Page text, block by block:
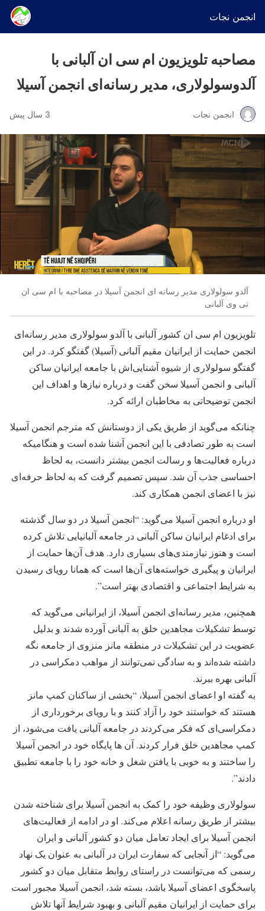
انجمن نجات
مصاحبه تلویزیون ام سی ان آلبانی با
آلدوسولولاری، مدیر رسانه‌ای انجمن آسیلا
انجمن نجات 3 سال پیش
آلدو سولولاری مدیر رسانه ای انجمن آسیلا در مصاحبه با ام سی ان
تی وی آلبانی
تلویزیون ام سی ان کشور آلبانی با آلدو سولولاری مدیر رسانه‌ای
انجمن حمایت از ایرانیان مقیم آلبانی (آسیلا) گفتگو کرد. در این
گفتگو سولولاری از شیوه آشنایی‌اش با جامعه ایرانیان ساکن
آلبانی و انجمن آسیلا سخن گفت و درباره نیازها و اهداف این
انجمن توضیحاتی به مخاطبان ارائه کرد.
چنانکه می‌گوید از طریق یکی از دوستانش که مترجم انجمن آسیلا
است به طور تصادفی با این انجمن آشنا شده است و هنگامیکه
درباره فعالیت‌ها و رسالت انجمن بیشتر دانست، به لحاظ
احساسی جذب آن شد. سپس تصمیم گرفت که به لحاظ حرفه‌ای
نیز با اعضای انجمن همکاری کند.
او درباره انجمن آسیلا می‌گوید: “انجمن آسیلا در دو سال گذشته
برای ادغام ایرانیان ساکن آلبانی در جامعه آلبانیایی تلاش کرده
است و هنوز نیازمندی‌های بسیاری دارد. هدف آن‌ها حمایت از
ایرانیان و پیگیری خواسته‌های آن‌ها است که همانا رویای رسیدن
به شرایط اجتماعی و اقتصادی بهتر است”.
همچنین، مدیر رسانه‌ای انجمن آسیلا، از ایرانیانی می‌گوید که
توسط تشکیلات مجاهدین خلق به آلبانی آورده شدند و بدلیل
عضویت در این تشکیلات در منطقه مانز منزوی از جامعه نگه
داشته شده‌اند و به سادگی نمی‌توانند از مواهب دمکراسی در
آلبانی بهره ببرند.
به گفته او اعضای انجمن آسیلا، “بخشی از ساکنان کمپ مانز
هستند که خواستند خود را آزاد کنند و با رویای برخورداری از
دمکراسی‌ای که فکر می‌کردند در جامعه آلبانی یافت می‌شود، از
کمپ مجاهدین خلق فرار کردند. آن ها پایگاه خود در انجمن آسیلا
را ساختند و به خوبی با یافتن شغل و خانه خود را با جامعه تطبیق
دادند”.
سولولاری وظیفه خود را کمک به انجمن آسیلا برای شناخته شدن
بیشتر از طریق رسانه اعلام می‌کند. او در ادامه از فعالیت‌های
انجمن آسیلا برای ایجاد تعامل میان دو کشور آلبانی و ایران
می‌گوید: “از آنجایی که سفارت ایران در آلبانی به عنوان یک نهاد
رسمی که می‌توانست در راستای روابط متقابل میان دو کشور
پاسخگوی اعضای آسیلا باشد، بسته شد، انجمن آسیلا مجبور است
برای حمایت از ایرانیان مقیم آلبانی و بهبود شرایط آنها تلاش